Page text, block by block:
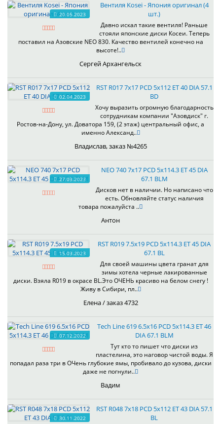
20.05.2023
Вентиля Kosei - Япония оригинал (4
шт.)
Давно искал такие вентиля! Раньше
стояли японские диски Косеи. Теперь
поставил на Азовские NEO 830. Качество вентилей конечно на
высоте!..
Сергей Архангельск
02.04.2023
RST R017 7x17 PCD 5x112 ET 40 DIA 57.1
BD
Хочу выразить огромную благодарность
сотрудникам компании "Азовдиск" г.
Ростов-на-Дону, ул. Доватора 159, (2 этаж) центральный офис, а
именно Александ..
Владислав, заказ №4265
27.03.2023
NEO 740 7x17 PCD 5x114.3 ET 45 DIA
67.1 BLM
Дисков нет в наличии. Но написано что
есть. Обновляйте статус наличия
товара пожалуйста ..
Антон
15.03.2023
RST R019 7.5x19 PCD 5x114.3 ET 45 DIA
67.1 BL
Для своей машины цвета гранат для
зимы хотела черные лакированные
диски. Взяла R019 в окрасе BL.Это ОЧЕНЬ красиво на белом снегу !
Живу в Сибири, пл..
Елена / заказ 4732
07.12.2022
Tech Line 619 6.5x16 PCD 5x114.3 ET 46
DIA 67.1 BLM
Тут кто то пишет что диски из
пластелина, это наговор чистой воды. Я
попадал раза три в ОЧень глубокие ямы, пробивало до кузова, диски
даже не погнули..
Вадим
30.11.2022
RST R048 7x18 PCD 5x112 ET 43 DIA 57.1
BL